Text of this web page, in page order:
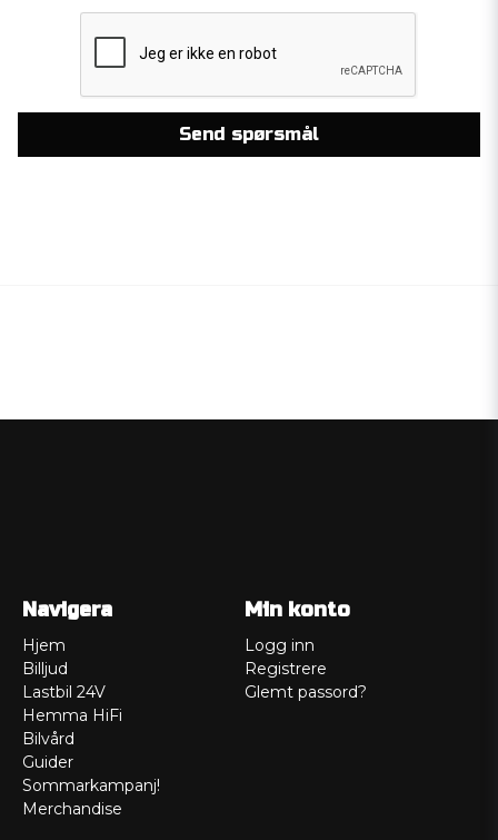
Send spørsmål
Navigera
Hjem
Billjud
Lastbil 24V
Hemma HiFi
Bilvård
Guider
Sommarkampanj!
Merchandise
Min konto
Logg inn
Registrere
Glemt passord?